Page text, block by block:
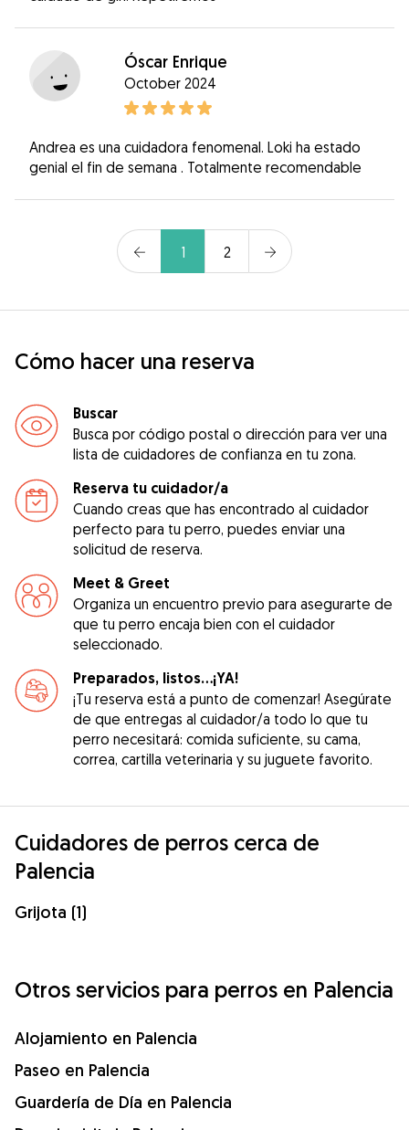
Óscar Enrique
October 2024
Andrea es una cuidadora fenomenal. Loki ha estado
genial el fin de semana . Totalmente recomendable
1 2
Cómo hacer una reserva
Buscar
Busca por código postal o dirección para ver una
lista de cuidadores de confianza en tu zona.
Reserva tu cuidador/a
Cuando creas que has encontrado al cuidador
perfecto para tu perro, puedes enviar una
solicitud de reserva.
Meet & Greet
Organiza un encuentro previo para asegurarte de
que tu perro encaja bien con el cuidador
seleccionado.
Preparados, listos...¡YA!
¡Tu reserva está a punto de comenzar! Asegúrate
de que entregas al cuidador/a todo lo que tu
perro necesitará: comida suficiente, su cama,
correa, cartilla veterinaria y su juguete favorito.
Cuidadores de perros cerca de
Palencia
Grijota (1)
Otros servicios para perros en Palencia
Alojamiento en Palencia
Paseo en Palencia
Guardería de Día en Palencia